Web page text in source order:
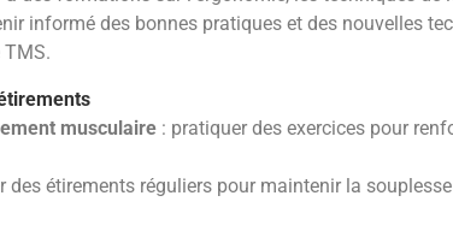
informé des bonnes pratiques et des nouvelles
TMS.
musculaire : pratiquer des exercices pour
des étirements réguliers pour maintenir la